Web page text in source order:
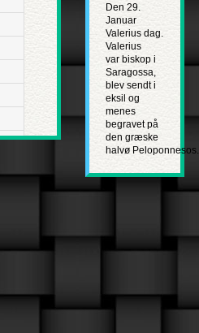
Den 29.
Januar
Valerius dag.
Valerius
var biskop i
Saragossa,
blev sendt i
eksil og
menes
begravet på
den græske
halvø Peloponnesos.